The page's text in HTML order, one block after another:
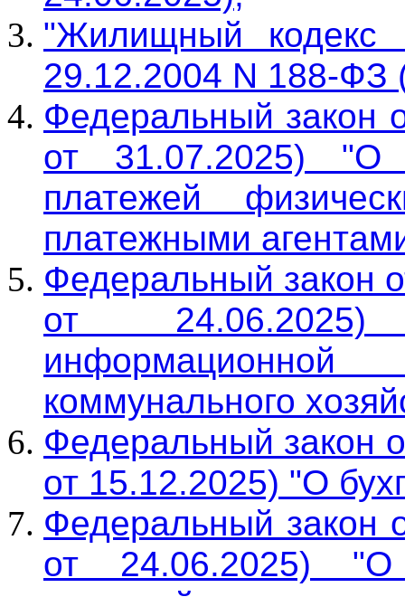
"Жилищный кодекс
29.12.2004 N 188-ФЗ
Федеральный закон
от 31.07.2025) "О
платежей
платежными
Федеральный закон
от 24.06.2025)
коммунального
Федеральный закон
от 15.12.2025) "О
Федеральный
от 24.06.2025) "О